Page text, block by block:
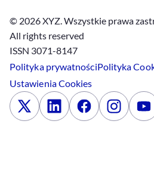
© 2026 XYZ. Wszystkie prawa
All rights reserved
ISSN 3071-8147
Polityka prywatnościPolityka
UstawieniaCookies
x LinkedinFacebook